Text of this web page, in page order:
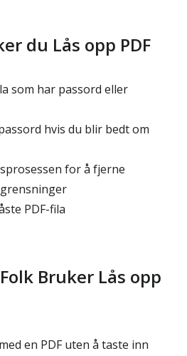
du Lås opp PDF
som har passord eller
hvis du blir bedt om
for å fjerne
PDF-fila
Bruker Lås opp
en PDF uten å taste inn